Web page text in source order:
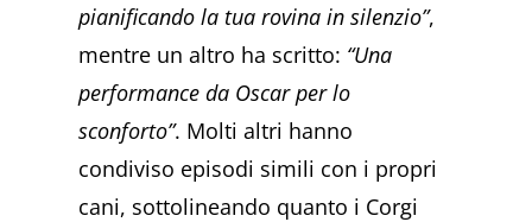
pianificando la tua rovina in silenzio”,
mentre un altro ha scritto: “Una
performance da Oscar per lo
sconforto”. Molti altri hanno
condiviso episodi simili con i propri
cani, sottolineando quanto i Corgi